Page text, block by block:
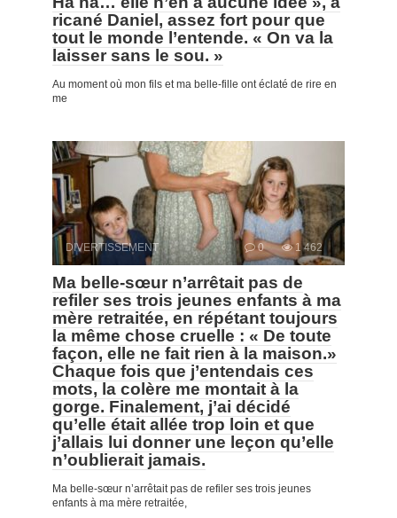
ricané Daniel, assez fort pour que
tout le monde l’entende. « On va la
laisser sans le sou. »
Au moment où mon fils et ma belle-fille ont éclaté de rire en
me
DIVERTISSEMENT 0 1 462
Ma belle-sœur n’arrêtait pas de
refiler ses trois jeunes enfants à ma
mère retraitée, en répétant toujours
la même chose cruelle : « De toute
façon, elle ne fait rien à la maison.»
Chaque fois que j’entendais ces
mots, la colère me montait à la
gorge. Finalement, j’ai décidé
qu’elle était allée trop loin et que
j’allais lui donner une leçon qu’elle
n’oublierait jamais.
Ma belle-sœur n’arrêtait pas de refiler ses trois jeunes
enfants à ma mère retraitée,